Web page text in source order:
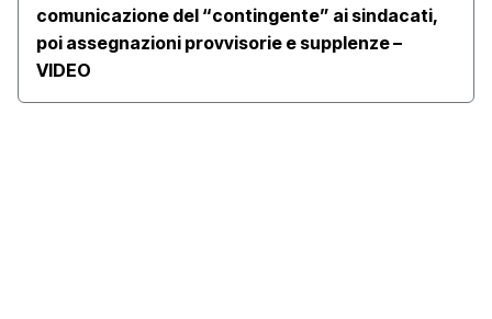
comunicazione del “contingente” ai sindacati,
poi assegnazioni provvisorie e supplenze –
VIDEO